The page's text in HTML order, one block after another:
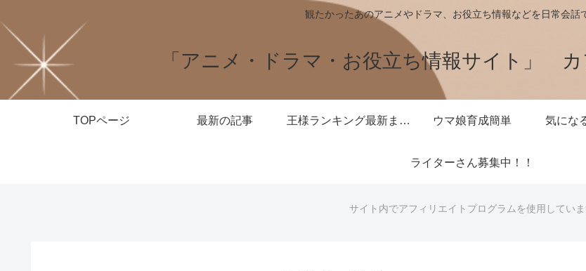
観たかったあのアニメやドラマ、お役立ち情報などを日常会話
「アニメ・ドラマ・お役立ち情報サイト」
TOPページ 最新の記事 王様ランキング最新まとめ ウマ娘育成簡単 気にな
ライターさん募集中！！
サイト内でアフィリエイトプログラムを使用してい